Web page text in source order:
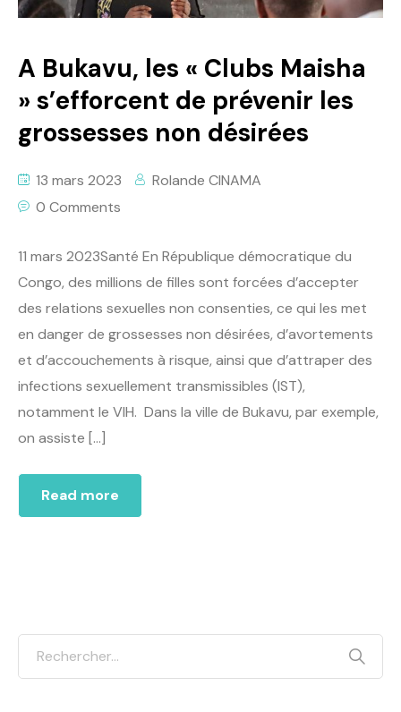
A Bukavu, les « Clubs Maisha
» s’efforcent de prévenir les
grossesses non désirées
13 mars 2023
Rolande CINAMA
0 Comments
11 mars 2023Santé En République démocratique du
Congo, des millions de filles sont forcées d’accepter
des relations sexuelles non consenties, ce qui les met
en danger de grossesses non désirées, d’avortements
et d’accouchements à risque, ainsi que d’attraper des
infections sexuellement transmissibles (IST),
notamment le VIH. Dans la ville de Bukavu, par exemple,
on assiste […]
Read more